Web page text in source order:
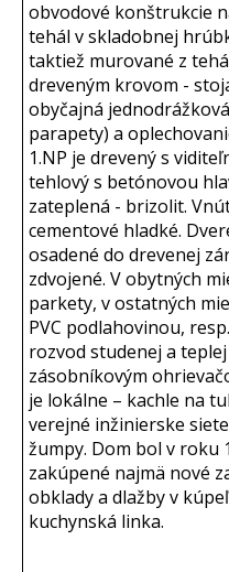
obvodové konštrukcie
tehál v skladobnej
taktiež murované z
dreveným krovom -
obyčajná
parapety) a
1.NP je drevený s
tehlový s betónovou
zateplená - brizolit.
cementové hladké.
osadené do drevenej
zdvojené. V obytných
parkety, v ostatných
PVC podlahovinou,
rozvod studenej a
zásobníkovým
je lokálne – kachle na
verejné inžinierske
žumpy. Dom bol v roku
zakúpené najmä nové
obklady a dlažby v
kuchynská linka.